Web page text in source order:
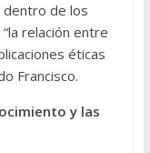
dentro de los
relación entre
éticas
Francisco.
y las